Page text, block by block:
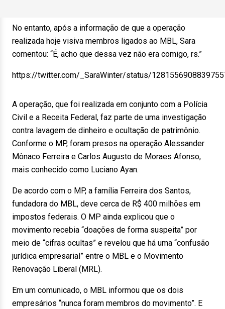
No entanto, após a informação de que a operação
realizada hoje visiva membros ligados ao MBL, Sara
comentou: “É, acho que dessa vez não era comigo, rs.”
https://twitter.com/_SaraWinter/status/
A operação, que foi realizada em conjunto com a Polícia
Civil e a Receita Federal, faz parte de uma investigação
contra lavagem de dinheiro e ocultação de patrimônio.
Conforme o MP, foram presos na operação Alessander
Mônaco Ferreira e Carlos Augusto de Moraes Afonso,
mais conhecido como Luciano Ayan.
De acordo com o MP, a família Ferreira dos Santos,
fundadora do MBL, deve cerca de R$ 400 milhões em
impostos federais. O MP ainda explicou que o
movimento recebia “doações de forma suspeita” por
meio de “cifras ocultas” e revelou que há uma “confusão
jurídica empresarial” entre o MBL e o Movimento
Renovação Liberal (MRL).
Em um comunicado, o MBL informou que os dois
empresários “nunca foram membros do movimento”. E